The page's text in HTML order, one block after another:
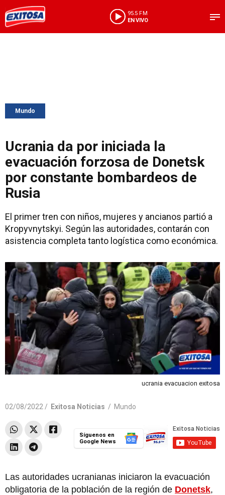
95.5 FM
EN VIVO
Mundo
Ucrania da por iniciada la
evacuación forzosa de Donetsk
por constante bombardeos de
Rusia
El primer tren con niños, mujeres y ancianos partió a
Kropyvnytskyi. Según las autoridades, contarán con
asistencia completa tanto logística como económica.
ucrania evacuacion exitosa
02/08/2022 / Exitosa Noticias / Mundo
Síguenos en
Google News
Las autoridades ucranianas iniciaron la evacuación
obligatoria de la población de la región de Donetsk,